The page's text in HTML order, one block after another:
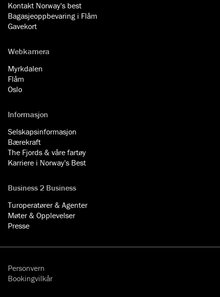
Kontakt Norway's best
Bagasjeoppbevaring i Flåm
Gavekort
Webkamera
Myrkdalen
Flåm
Oslo
Informasjon
Selskapsinformasjon
Bærekraft
The Fjords & våre fartøy
Karriere i Norway's Best
Business 2 Business
Turoperatører & Agenter
Møter & Opplevelser
Presse
Personvern
Bookingvilkår